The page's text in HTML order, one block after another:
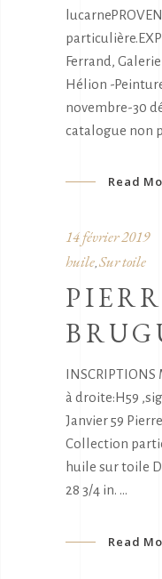
Ferrand,
Hélion -
novembre-30
catalogue non
Read
14 février 2019
huile, Sur toile
à droite:H59
Janvier 59
Collection
huile sur toile
28 3/4 in.
Read